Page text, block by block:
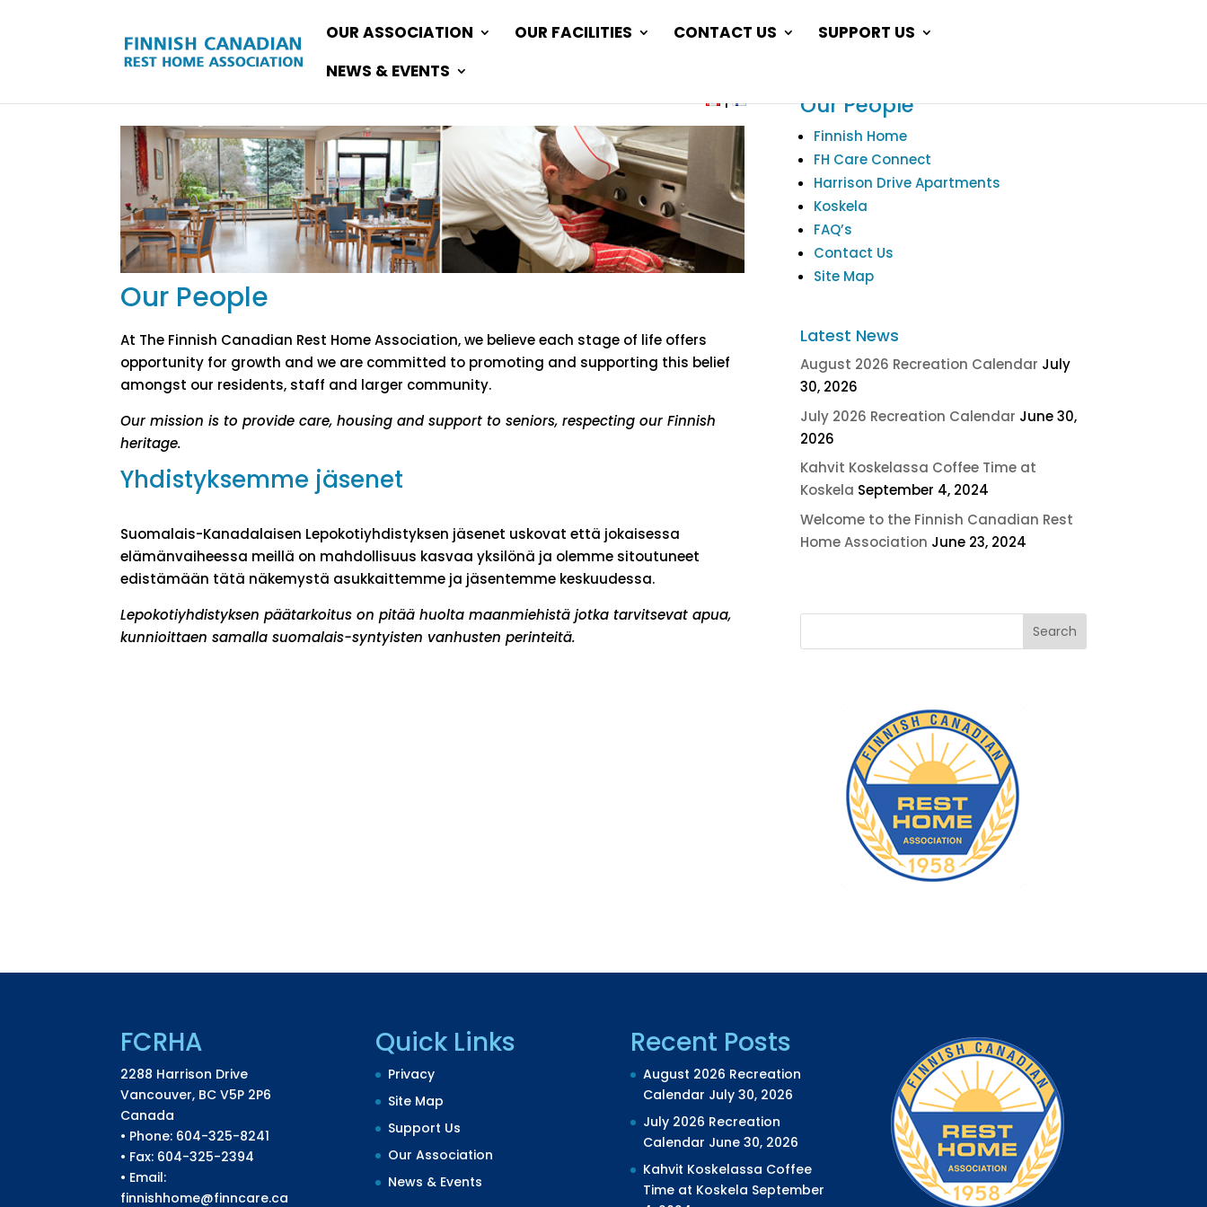
OUR ASSOCIATION OUR FACILITIES CONTACT US
SUPPORT US
NEWS & EVENTS
|
Our People
At The Finnish Canadian Rest Home Association, we believe each stage of life offers
opportunity for growth and we are committed to promoting and supporting this belief
amongst our residents, staff and larger community.
Our mission is to provide care, housing and support to seniors, respecting our Finnish
heritage.
Yhdistyksemme jäsenet
Suomalais-Kanadalaisen Lepokotiyhdistyksen jäsenet uskovat että jokaisessa
elämänvaiheessa meillä on mahdollisuus kasvaa yksilönä ja olemme sitoutuneet
edistämään tätä näkemystä asukkaittemme ja jäsentemme keskuudessa.
Lepokotiyhdistyksen päätarkoitus on pitää huolta maanmiehistä jotka tarvitsevat apua,
kunnioittaen samalla suomalais-syntyisten vanhusten perinteitä.
Our People
Finnish Home
FH Care Connect
Harrison Drive Apartments
Koskela
FAQ’s
Contact Us
Site Map
Latest News
August 2026 Recreation Calendar July
30, 2026
July 2026 Recreation Calendar June 30,
2026
Kahvit Koskelassa Coffee Time at
Koskela September 4, 2024
Welcome to the Finnish Canadian Rest
Home Association June 23, 2024
FCRHA
2288 Harrison Drive
Vancouver, BC V5P 2P6
Canada
• Phone: 604-325-8241
• Fax: 604-325-2394
• Email:
finnishhome@finncare.ca
Quick Links
Privacy
Site Map
Support Us
Our Association
News & Events
Recent Posts
August 2026 Recreation
Calendar July 30, 2026
July 2026 Recreation
Calendar June 30, 2026
Kahvit Koskelassa Coffee
Time at Koskela September